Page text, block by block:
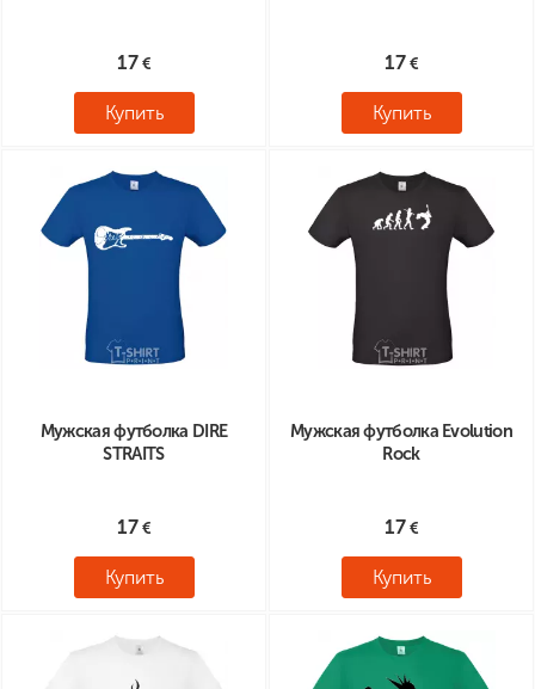
17
Купить
17
Купить
Мужская футболка DIRE
STRAITS
17
Купить
Мужская футболка Evolution
Rock
17
Купить